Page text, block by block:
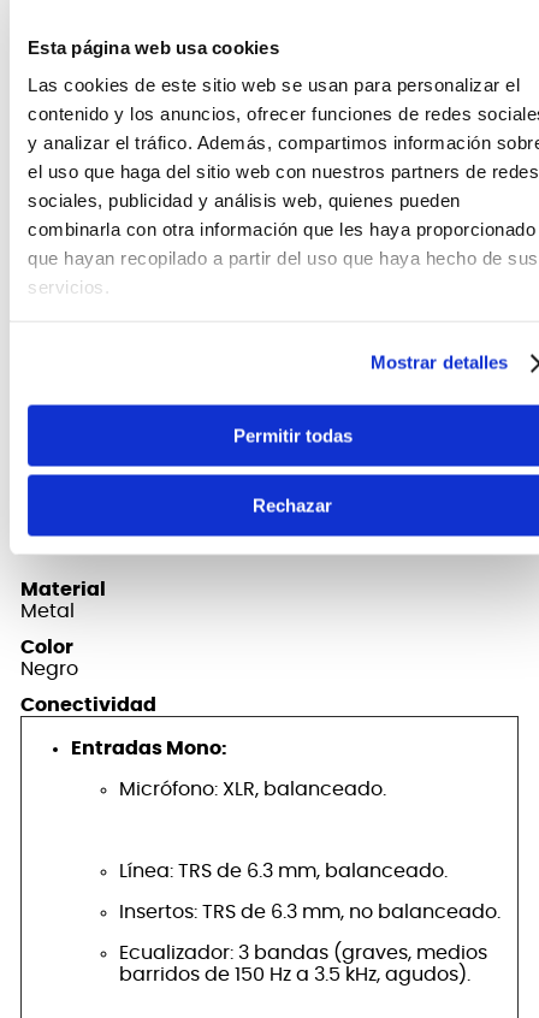
Esta página web usa cookies
Las cookies de este sitio web se usan para personalizar el
contenido y los anuncios, ofrecer funciones de redes
y analizar el tráfico. Además, compartimos información
el uso que haga del sitio web con nuestros partners de redes
sociales, publicidad y análisis web, quienes pueden
combinarla con otra información que les haya proporcionado
que hayan recopilado a partir del uso que haya hecho de sus
servicios.
Mostrar detalles
Permitir todas
Rechazar
universal la hace compatible en cualquier lugar.
sonido Midas
de todos.
FICHA TÉCNICA Y DIMENSIONES
Material
Metal
Color
Negro
Conectividad
Entradas Mono:
Micrófono: XLR, balanceado.
Línea: TRS de 6.3 mm, balanceado.
Insertos: TRS de 6.3 mm, no balanceado.
Ecualizador: 3 bandas (graves, medios
barridos de 150 Hz a 3.5 kHz, agudos).